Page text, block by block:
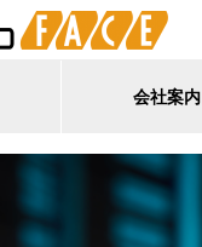
会社案内